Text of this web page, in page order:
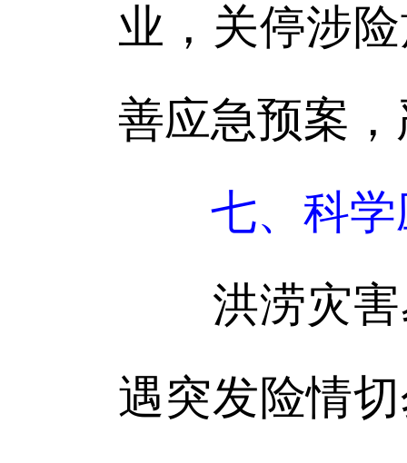
业，关停涉
善应急预案
七、科
洪涝灾害
遇突发险情